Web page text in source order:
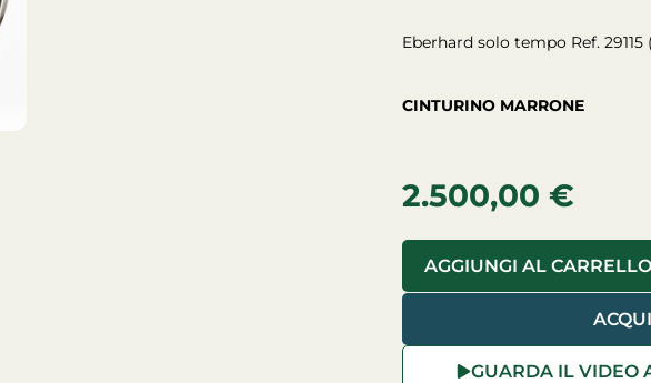
Eberhard solo tempo Ref. 29115
CINTURINO MARRONE
2.500,00 €
AGGIUNGI AL CARRELLO
GUARDA IL VIDEO